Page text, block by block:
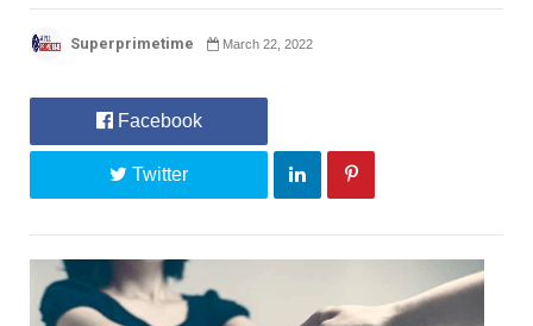
Superprimetime March 22, 2022
Facebook
Twitter